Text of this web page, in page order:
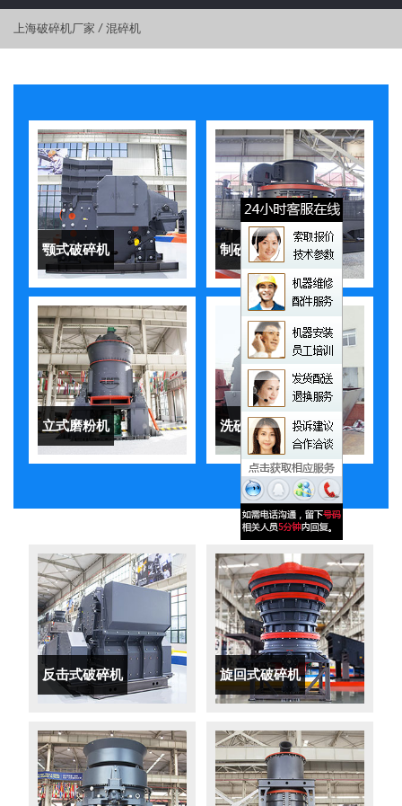
上海破碎机厂家 / 混碎机
颚式破碎机 制砂机
立式磨粉机 洗砂机
反击式破碎机 旋回式破碎机